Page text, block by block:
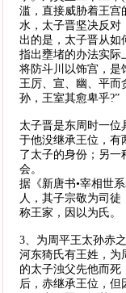
滥，直接威胁着王宫
水，太子晋坚决反对
出的是，太子晋从如
指出壅堵的办法实际
将防斗川以饰宫，是
王厉、宣、幽、平而
孙，王室其愈卑乎?”
太子晋是东周时一位
于他没继承王位，有
了太子的身份；另一
会。
据《新唐书•宰相世
人，其子宗敬为司
称王家，因以为氏。
3、为周平王太孙赤
河东猗氏有王姓，为
的太子浊父先他而死
后，赤继承王位，但